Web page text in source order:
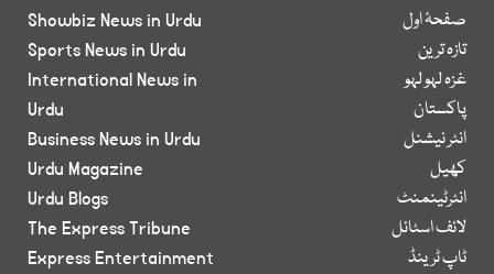
صفحۂ اول
تازہ ترین
غزہ لہو لہو
پاکستان
انٹر نیشنل
کھیل
انٹرٹینمنٹ
لائف اسٹائل
ٹاپ ٹرینڈ
Showbiz News in Urdu
Sports News in Urdu
International News in
Urdu
Business News in Urdu
Urdu Magazine
Urdu Blogs
The Express Tribune
Express Entertainment